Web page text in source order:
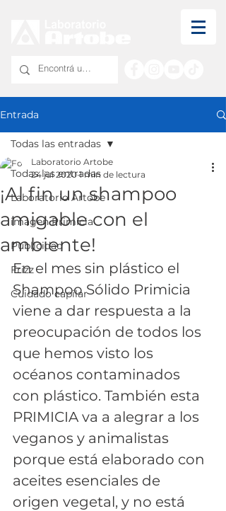
Entrada
Todas las entradas
Laboratorio Artobe
imagen Primicia
Publicidad
Frizz
Cuidado capilar
Todas las entradas
¡Al fin un shampoo
amigable con el
ambiente!
Laboratorio Artobe
24 jul 2020 1 min de lectura
En el mes sin plástico el
Shampoo Sólido Primicia
viene a dar respuesta a la
preocupación de todos los
que hemos visto los
océanos contaminados
con plástico. También esta
PRIMICIA va a alegrar a los
veganos y animalistas
porque está elaborado con
aceites esenciales de
origen vegetal, y no está